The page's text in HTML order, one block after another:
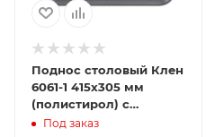
Поднос столовый Клен
6061-1 415х305 мм
(полистирол) с
ручками серый
Под заказ